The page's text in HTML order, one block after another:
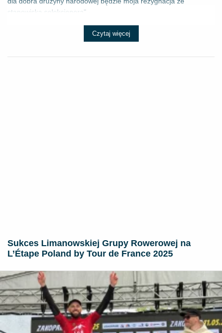
stanowiska selekcjonera" - ...
Czytaj więcej
Sukces Limanowskiej Grupy Rowerowej na
L’Étape Poland by Tour de France 2025